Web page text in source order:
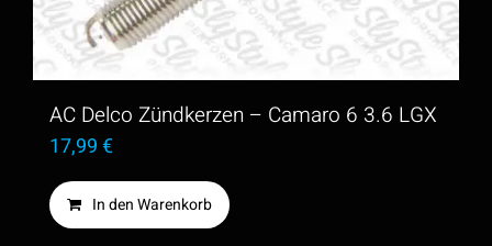
AC Delco Zündkerzen – Camaro 6 3.6 LGX
17,99€
In den Warenkorb